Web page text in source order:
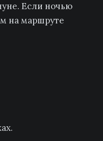
Если ночью
на маршруте